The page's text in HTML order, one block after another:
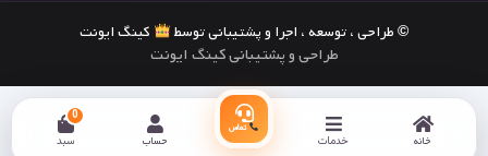
خانه خدمات
تماس
حساب سبد
0
© طراحی ، توسعه ، اجرا و پشتیبانی توسط کینگ ایونت
طراحی و پشتیبانی کینگ ایونت